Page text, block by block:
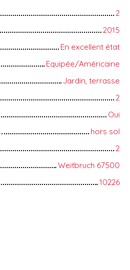
2
2015
En excellent état
Equipée/Américaine
Jardin, terrasse
2
Oui
hors sol
2
Weitbruch 67500
10226